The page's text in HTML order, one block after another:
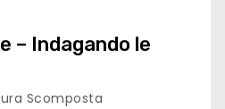
– Indagando le
Scomposta